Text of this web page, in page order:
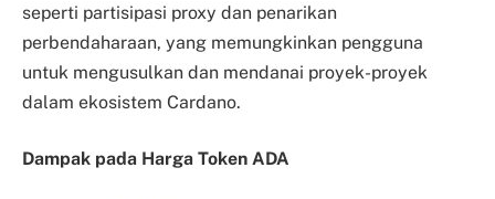
seperti partisipasi proxy dan penarikan
perbendaharaan, yang memungkinkan pengguna
untuk mengusulkan dan mendanai proyek-proyek
dalam ekosistem Cardano.
Dampak pada Harga Token ADA